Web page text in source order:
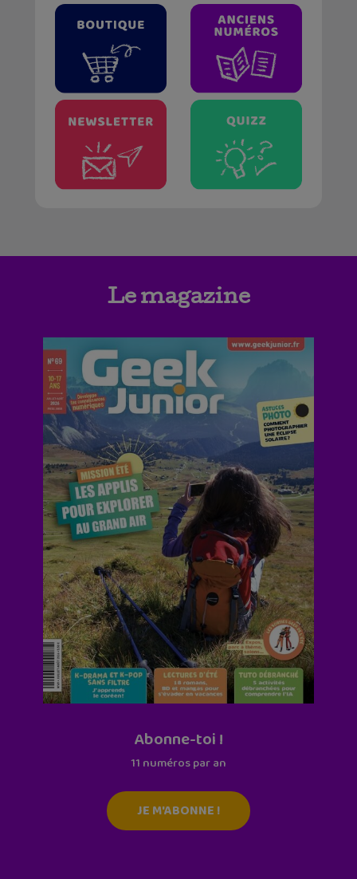
Le magazine
Abonne-toi !
11 numéros par an
JE M'ABONNE !